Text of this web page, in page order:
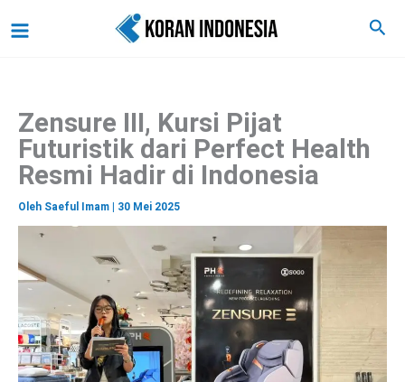
ke
Cari
Zensure III, Kursi Pijat
Futuristik dari Perfect Health
Resmi Hadir di Indonesia
Oleh Saeful Imam 30 Mei 2025
a